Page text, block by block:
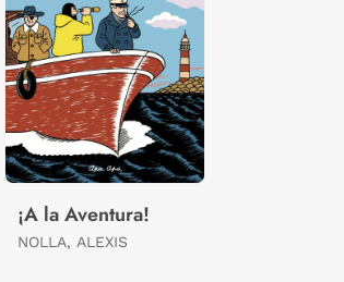
¡A la Aventura!
NOLLA, ALEXIS